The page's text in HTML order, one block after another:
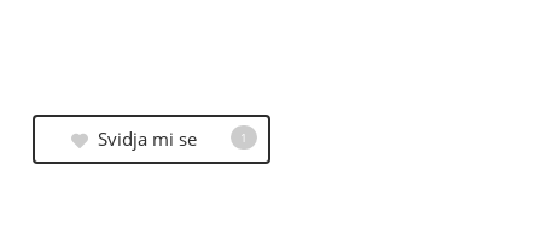
Svidja mi se 1